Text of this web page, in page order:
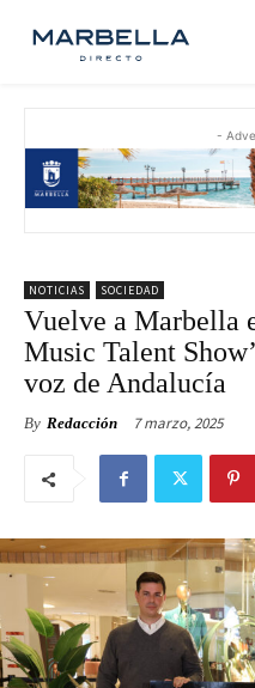
-
NOTICIAS SOCIEDAD
Vuelve a Marbella
Music Talent
voz de Andalucía
By Redacción 7 marzo, 2025